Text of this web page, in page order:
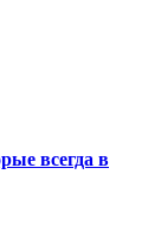
всегда в